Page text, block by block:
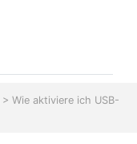
> Wie aktiviere ich USB-